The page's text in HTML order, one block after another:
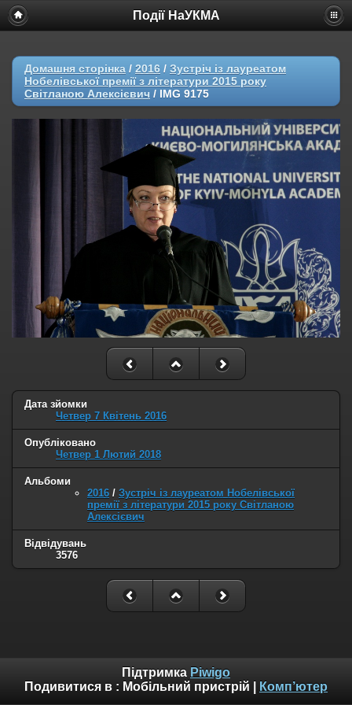
Події НаУКМА
Домашня сторінка / 2016 / Зустріч із лауреатом
Нобелівської премії з літератури 2015 року
Світланою Алексієвич / IMG 9175
Дата зйомки
Четвер 7 Квітень 2016
Опубліковано
Четвер 1 Лютий 2018
Альбоми
2016 / Зустріч із лауреатом Нобелівської
премії з літератури 2015 року Світланою
Алексієвич
Відвідувань
3576
Підтримка Piwigo
Подивитися в : Мобільний пристрій Комп’ютер